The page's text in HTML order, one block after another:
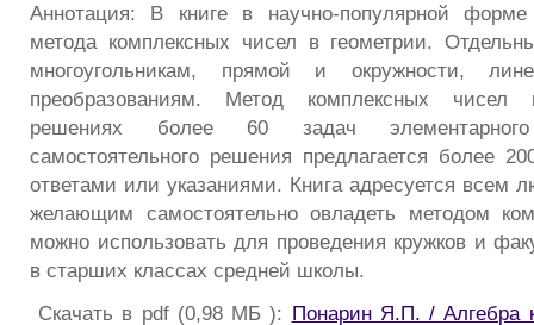
Аннотация: В книге в научно-популярной
метода комплексных чисел в геометрии.
многоугольникам, прямой и окружности,
преобразованиям. Метод комплексных чисел
решениях более 60 задач
самостоятельного решения предлагается более
ответами или указаниями. Книга адресуется всем
желающим самостоятельно овладеть методом
можно использовать для проведения кружков и
в старших классах средней школы.
Скачать в pdf (0,98 МБ ): Понарин Я.П. / Алгебра